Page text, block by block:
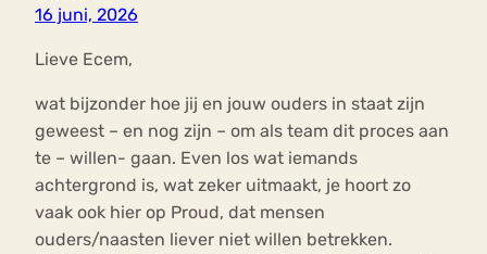
16 juni, 2026
Lieve Ecem,
wat bijzonder hoe jij en jouw ouders in staat zijn
geweest – en nog zijn – om als team dit proces aan
te – willen- gaan. Even los wat iemands
achtergrond is, wat zeker uitmaakt, je hoort zo
vaak ook hier op Proud, dat mensen
ouders/naasten liever niet willen betrekken.